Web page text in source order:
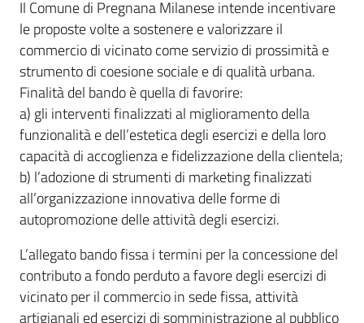
Il Comune di Pregnana Milanese intende incentivare
le proposte volte a sostenere e valorizzare il
commercio di vicinato come servizio di prossimità e
strumento di coesione sociale e di qualità urbana.
Finalità del bando è quella di favorire:
a) gli interventi finalizzati al miglioramento della
funzionalità e dell’estetica degli esercizi e della loro
capacità di accoglienza e fidelizzazione della clientela;
b) l’adozione di strumenti di marketing finalizzati
all’organizzazione innovativa delle forme di
autopromozione delle attività degli esercizi.
L’allegato bando fissa i termini per la concessione del
contributo a fondo perduto a favore degli esercizi di
vicinato per il commercio in sede fissa, attività
artigianali ed esercizi di somministrazione al pubblico